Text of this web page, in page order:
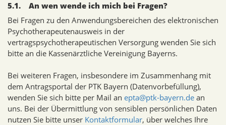
5.1. An wen wende ich mich bei Fragen?
Bei Fragen zu den Anwendungsbereichen des elektronischen
Psychotherapeutenausweis in der
vertragspsychotherapeutischen Versorgung wenden Sie sich
bitte an die Kassenärztliche Vereinigung Bayerns.
Bei weiteren Fragen, insbesondere im Zusammenhang mit
dem Antragsportal der PTK Bayern (Datenvorbefüllung),
wenden Sie sich bitte per Mail an epta@ptk-bayern.de an
uns. Bei der Übermittlung von sensiblen persönlichen Daten
nutzen Sie bitte unser Kontaktformular, über welches Ihre